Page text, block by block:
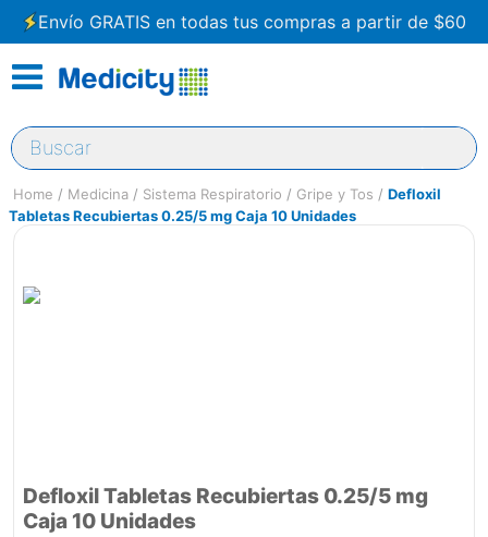
Envío GRATIS en todas tus compras a partir de $60
Buscar
Medicina Sistema Respiratorio Gripe y Tos
Defloxil
Tabletas Recubiertas 0.25/5 mg Caja 10 Unidades
Defloxil Tabletas Recubiertas 0.25/5 mg
Caja 10 Unidades